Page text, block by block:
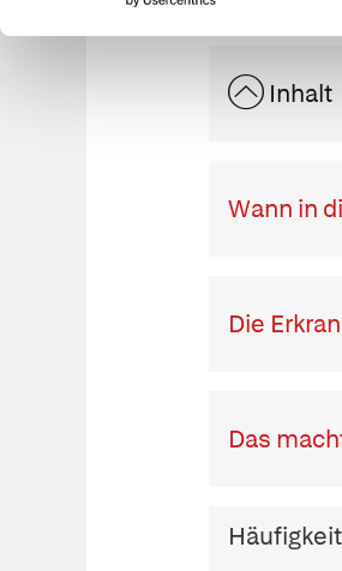
Inhalt
Wann in
Die
Das
Häufigkeit